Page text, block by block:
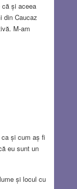
și aceea
din Caucaz
M-am
și cum aș fi
eu sunt un
și locul cu